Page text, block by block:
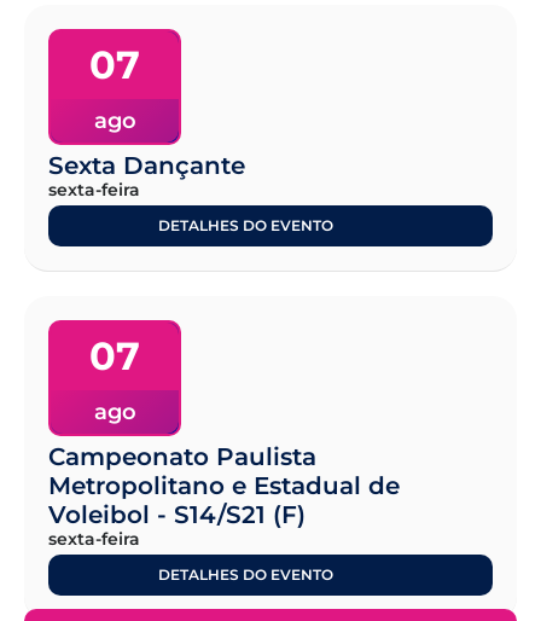
07
ago
Sexta Dançante
sexta-feira
DETALHES DO EVENTO
07
ago
Campeonato Paulista
Metropolitano e Estadual de
Voleibol - S14/S21 (F)
sexta-feira
DETALHES DO EVENTO